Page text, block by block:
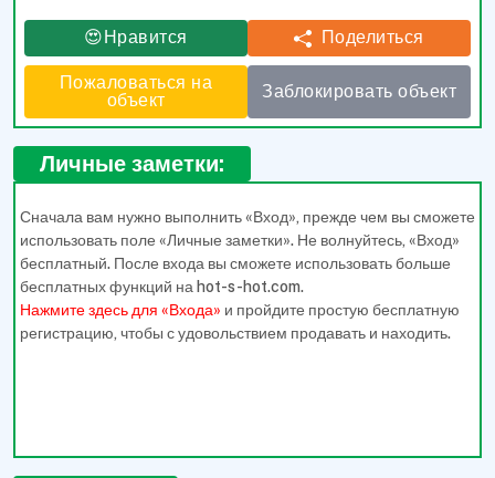
😍Нравится Поделиться
Пожаловаться на
объект
Заблокировать объект
Личные заметки:
Сначала вам нужно выполнить «Вход», прежде чем вы сможете
использовать поле «Личные заметки». Не волнуйтесь, «Вход»
бесплатный. После входа вы сможете использовать больше
бесплатных функций на hot-s-hot.com.
Нажмите здесь для «Входа» и пройдите простую бесплатную
регистрацию, чтобы с удовольствием продавать и находить.